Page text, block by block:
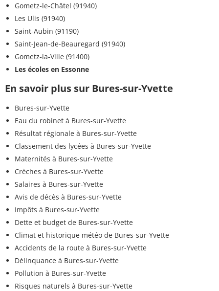
Gometz-le-Châtel (91940)
Les Ulis (91940)
Saint-Aubin (91190)
Saint-Jean-de-Beauregard (91940)
Gometz-la-Ville (91400)
Les écoles en Essonne
En savoir plus sur Bures-sur-Yvette
Bures-sur-Yvette
Eau du robinet à Bures-sur-Yvette
Résultat régionale à Bures-sur-Yvette
Classement des lycées à Bures-sur-Yvette
Maternités à Bures-sur-Yvette
Crèches à Bures-sur-Yvette
Salaires à Bures-sur-Yvette
Avis de décès à Bures-sur-Yvette
Impôts à Bures-sur-Yvette
Dette et budget de Bures-sur-Yvette
Climat et historique météo de Bures-sur-Yvette
Accidents de la route à Bures-sur-Yvette
Délinquance à Bures-sur-Yvette
Pollution à Bures-sur-Yvette
Risques naturels à Bures-sur-Yvette